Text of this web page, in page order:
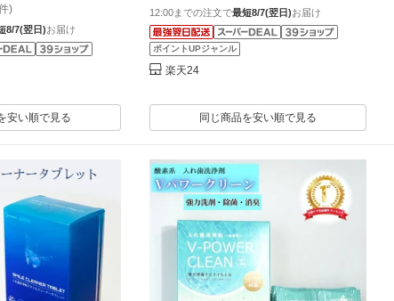
)
8/7(翌日)お届け
安い順で見る
12:00までの注文で最短8/7(翌日)お届け
ポイントUPジャンル
楽天24
同じ商品を安い順で見る